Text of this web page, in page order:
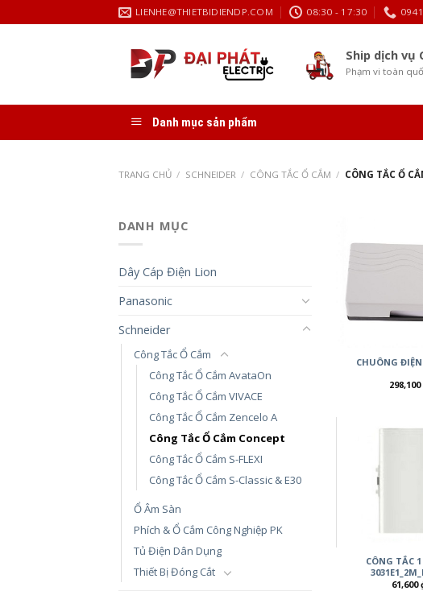
to
LIENHE@THIETBIDIENDP.COM 08:30 - 17:30
Ship dịch vụ
Phạm vi toàn
Danh mục sản phẩm
TRANG CHỦ / SCHNEIDER / CÔNG TẮC Ổ CẮM / CÔNG TẮC Ổ
DANH MỤC
Dây Cáp Điện Lion
Panasonic
Schneider
Công Tắc Ổ Cắm
Công Tắc Ổ Cắm AvataOn
Công Tắc Ổ Cắm VIVACE
Công Tắc Ổ Cắm Zencelo A
Công Tắc Ổ Cắm Concept
Công Tắc Ổ Cắm S-FLEXI
Công Tắc Ổ Cắm S-Classic & E30
Ổ Âm Sàn
Phích & Ổ Cắm Công Nghiệp PK
Tủ Điện Dân Dụng
Thiết Bị Đóng Cắt
CHUÔNG ĐIỆN
298,100
CÔNG TẮC
61,600